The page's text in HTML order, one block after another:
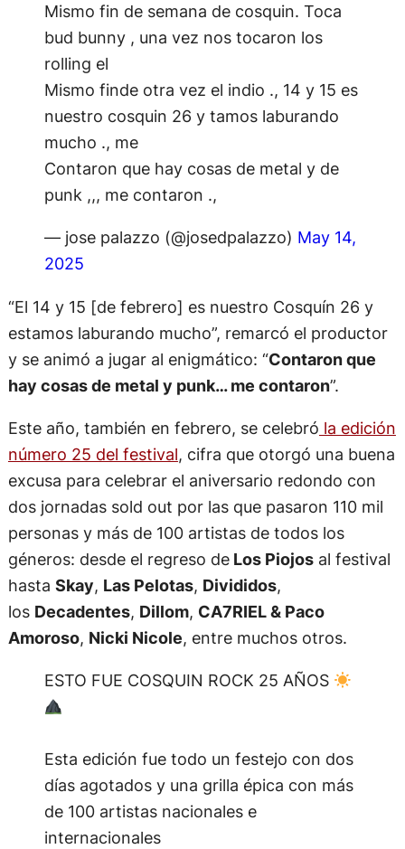
Mismo fin de semana de cosquin. Toca
bud bunny , una vez nos tocaron los
rolling el
Mismo finde otra vez el indio ., 14 y 15 es
nuestro cosquin 26 y tamos laburando
mucho ., me
Contaron que hay cosas de metal y de
punk ,,, me contaron .,
— jose palazzo (@josedpalazzo) May 14,
2025
“El 14 y 15 [de febrero] es nuestro Cosquín 26 y
estamos laburando mucho”, remarcó el productor
y se animó a jugar al enigmático: “Contaron que
hay cosas de metal y punk… me contaron”.
Este año, también en febrero, se celebró la edición
número 25 del festival, cifra que otorgó una buena
excusa para celebrar el aniversario redondo con
dos jornadas sold out por las que pasaron 110 mil
personas y más de 100 artistas de todos los
géneros: desde el regreso deLos Piojosal festival
hasta Skay, Las Pelotas, Divididos,
los Decadentes, Dillom, CA7RIEL & Paco
Amoroso, Nicki Nicole, entre muchos otros.
ESTO FUE COSQUIN ROCK 25 AÑOS
Esta edición fue todo un festejo con dos
días agotados y una grilla épica con más
de 100 artistas nacionales e
internacionales